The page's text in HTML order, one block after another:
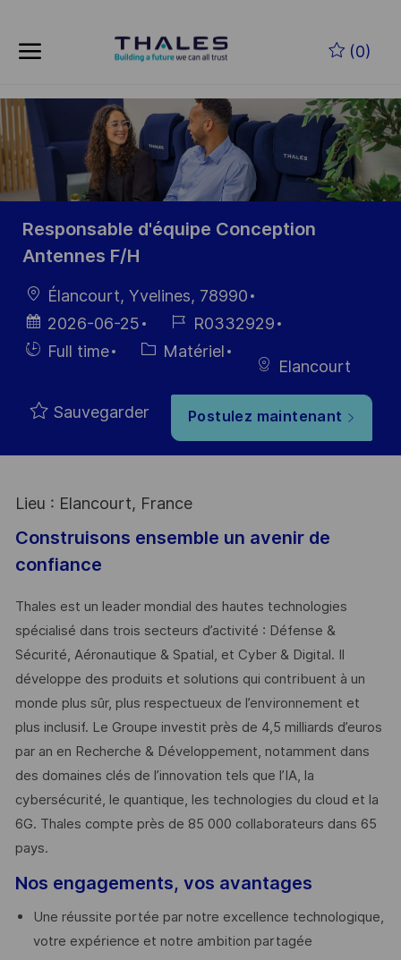
(0)
-
Responsable d'équipe Conception
Antennes F/H
localisation
Élancourt, Yvelines, 78990
Date
d’affichage
2026-06-25
Référence
du poste
R0332929
HiringFull time Catégorie
Matériel
Elancourt
Sauvegarder Postulez maintenant
Lieu : Elancourt, France
Construisons ensemble un avenir de
confiance
Thales est un leader mondial des hautes technologies
spécialisé dans trois secteurs d’activité : Défense &
Sécurité, Aéronautique & Spatial, et Cyber & Digital. Il
développe des produits et solutions qui contribuent à un
monde plus sûr, plus respectueux de l’environnement et
plus inclusif. Le Groupe investit près de 4,5 milliards d’euros
par an en Recherche & Développement, notamment dans
des domaines clés de l’innovation tels que l’IA, la
cybersécurité, le quantique, les technologies du cloud et la
6G. Thales compte près de 85 000 collaborateurs dans 65
pays. ​
Nos engagements, vos avantages
Une réussite portée par notre excellence technologique,
votre expérience et notre ambition partagée